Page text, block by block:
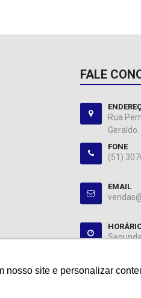
site e personalizar
site e personalizar
FALE
Rua
FONE
(51)
EMAIL